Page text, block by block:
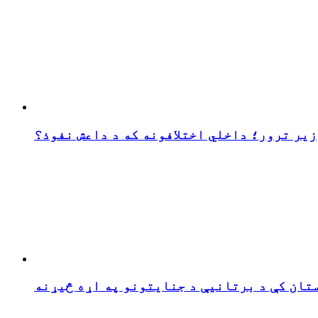
ترور؛ داخلي اختلافونه که د داعش نفوذ؟
کې د برتانیې د جنایتونو په اړه څیړنه